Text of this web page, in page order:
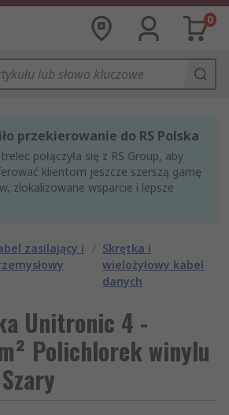
0
przekierowanie do RS Polska
połączyła się z RS Group, aby
klientom jeszcze szerszą gamę
zlokalizowane wsparcie i lepsze
zasilający i / Skrętka i
wielożyłowy kabel
danych
Unitronic 4 -
Polichlorek winylu